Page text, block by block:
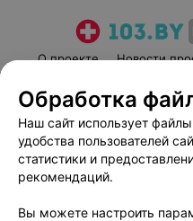
О проекте Новости
Пользовательское
Вакансии
Написать
Обработка
Наш сайт использует
удобства пользователей
статистики и
рекомендаций.
Вы можете настроить